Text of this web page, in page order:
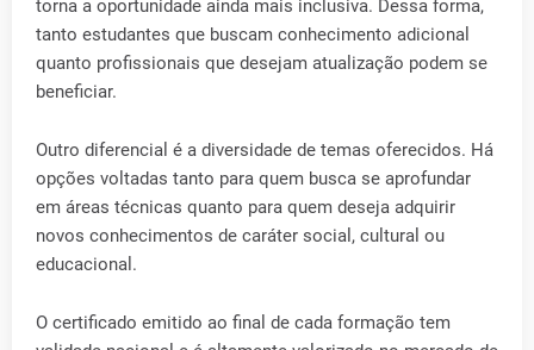
torna a oportunidade ainda mais inclusiva. Dessa forma,
tanto estudantes que buscam conhecimento adicional
quanto profissionais que desejam atualização podem se
beneficiar.
Outro diferencial é a diversidade de temas oferecidos. Há
opções voltadas tanto para quem busca se aprofundar
em áreas técnicas quanto para quem deseja adquirir
novos conhecimentos de caráter social, cultural ou
educacional.
O certificado emitido ao final de cada formação tem